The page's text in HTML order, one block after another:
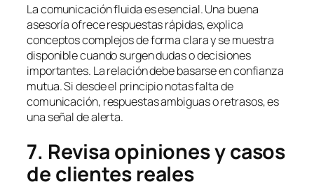
La comunicación fluida es esencial. Una buena
asesoría ofrece respuestas rápidas, explica
conceptos complejos de forma clara y se muestra
disponible cuando surgen dudas o decisiones
importantes. La relación debe basarse en confianza
mutua. Si desde el principio notas falta de
comunicación, respuestas ambiguas o retrasos, es
una señal de alerta.
7. Revisa opiniones y casos
de clientes reales